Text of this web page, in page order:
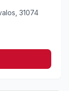
31074